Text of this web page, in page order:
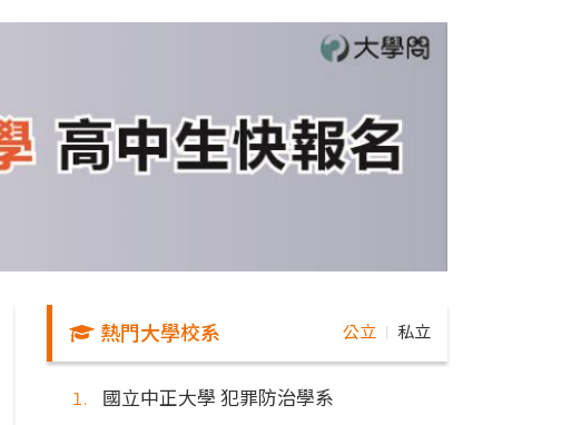
熱門大學校系 公立 私立
國立中正大學 犯罪防治學系